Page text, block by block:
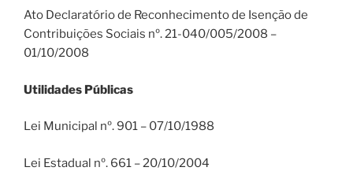
Ato Declaratório de Reconhecimento de Isenção de
Contribuições Sociais nº. 21-040/005/2008 –
01/10/2008
Utilidades Públicas
Lei Municipal nº. 901 – 07/10/1988
Lei Estadual nº. 661 – 20/10/2004